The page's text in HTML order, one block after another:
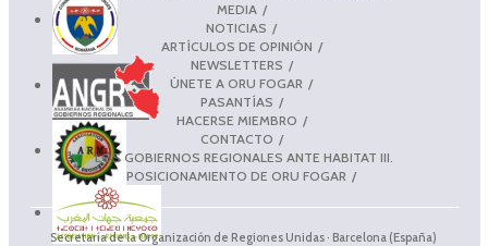
MEDIA
NOTICIAS
ARTÍCULOS DE OPINIÓN
NEWSLETTERS
ÚNETE A ORU FOGAR
PASANTÍAS
HACERSE MIEMBRO
CONTACTO
LOS GOBIERNOS REGIONALES ANTE HABITAT III.
POSICIONAMIENTO DE ORU FOGAR
Secretaría de la Organización de Regiones Unidas · Barcelona (España)